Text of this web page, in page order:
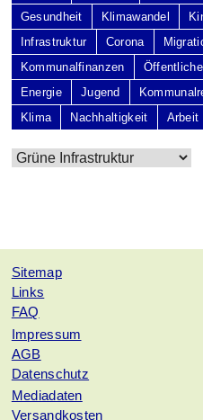
Gesundheit
Klimawandel
Infrastruktur
Corona
Kommunalfinanzen
Energie
Jugend
Klima
Nachhaltigkeit Arbeit
Sitemap
Links
FAQ
Impressum
AGB
Datenschutz
Mediadaten
Versandkosten